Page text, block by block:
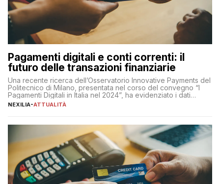
Pagamenti digitali e conti correnti: il
futuro delle transazioni finanziarie
Una recente ricerca dell’Osservatorio Innovative Payments del
Politecnico di Milano, presentata nel corso del convegno “I
Pagamenti Digitali in Italia nel 2024”, ha evidenziato i dati
definitivi del primo semestre 2024 relativamente alle
NEXILIA-ATTUALITÀ